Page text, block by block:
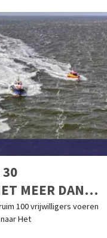
30
MEER DAN
NAAR
IN
100 vrijwilligers voeren
Het